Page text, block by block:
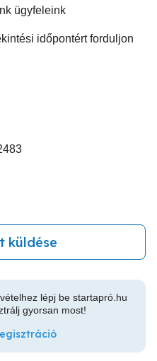
ügyfeleink
időpontért forduljon
küldése
lépj be startapró.hu
gyorsan most!